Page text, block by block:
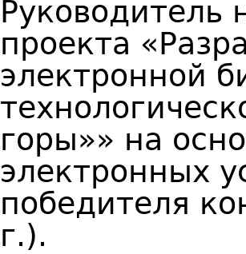
Руководитель
проекта
электронной
горы»» на
электронных
победителя
г.).